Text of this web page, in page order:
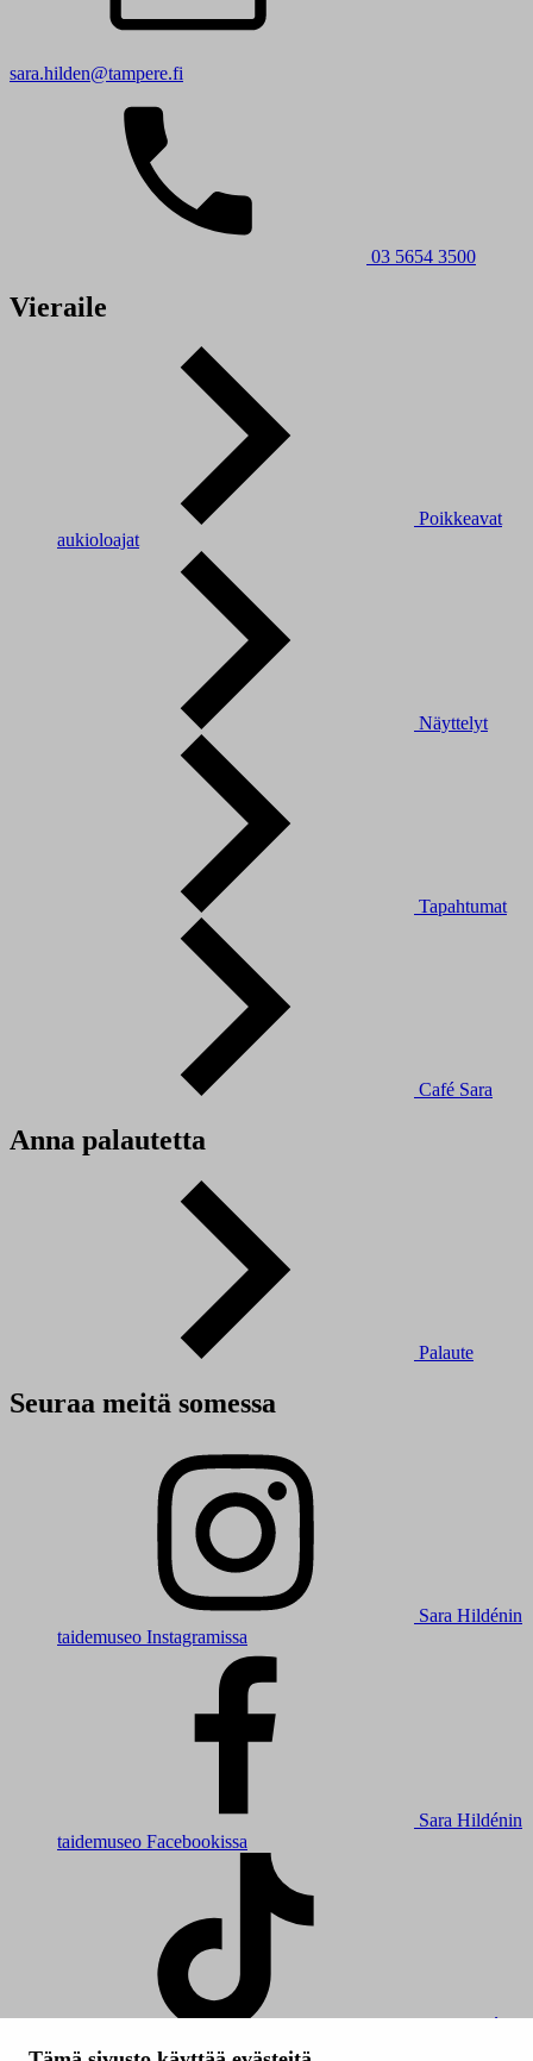
sara.hilden@tampere.fi
03 5654 3500
Vieraile
Poikkeavat
aukioloajat
Näyttelyt
Tapahtumat
Café Sara
Anna palautetta
Palaute
Seuraa meitä somessa
Sara Hildénin
taidemuseo Instagramissa
Sara Hildénin
taidemuseo Facebookissa
Sara Hildénin
taidemuseo TikTokissa